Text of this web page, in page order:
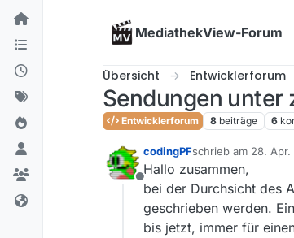
Skip to content
MediathekView-Forum
Übersicht Entwicklerforum
Sendungen unter
Entwicklerforum 8 beiträge 6
Offline
codingPFschrieb am 28. Apr.
zuletzt editiert von
Hallo zusammen,
bei der Durchsicht des
geschrieben werden.
bis jetzt, immer für